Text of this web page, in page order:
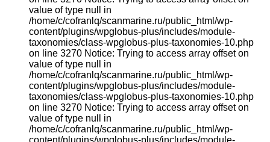
value of type null in
/home/c/cofranlq/scanmarine.ru/public_html/wp-
content/plugins/wpglobus-plus/includes/module-
taxonomies/class-wpglobus-plus-taxonomies-10.php
on line 3270 Notice: Trying to access array offset on
value of type null in
/home/c/cofranlq/scanmarine.ru/public_html/wp-
content/plugins/wpglobus-plus/includes/module-
taxonomies/class-wpglobus-plus-taxonomies-10.php
on line 3270 Notice: Trying to access array offset on
value of type null in
/home/c/cofranlq/scanmarine.ru/public_html/wp-
content/plugins/wpglobus-plus/includes/module-